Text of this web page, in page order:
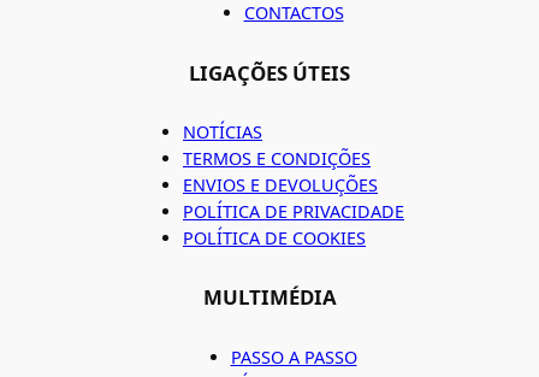
CONTACTOS
LIGAÇÕES ÚTEIS
NOTÍCIAS
TERMOS E CONDIÇÕES
ENVIOS E DEVOLUÇÕES
POLÍTICA DE PRIVACIDADE
POLÍTICA DE COOKIES
MULTIMÉDIA
PASSO A PASSO